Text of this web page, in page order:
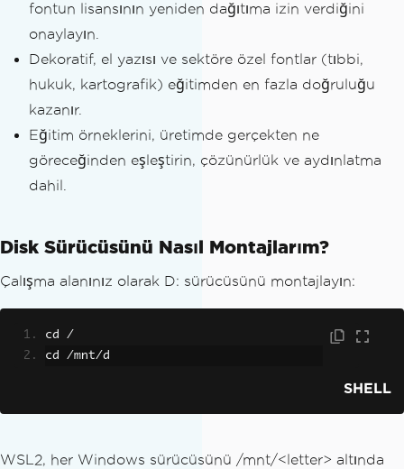
fontun lisansının yeniden dağıtıma izin verdiğini
onaylayın.
Dekoratif, el yazısı ve sektöre özel fontlar (tıbbi,
hukuk, kartografik) eğitimden en fazla doğruluğu
kazanır.
Eğitim örneklerini, üretimde gerçekten ne
göreceğinden eşleştirin, çözünürlük ve aydınlatma
dahil.
Disk Sürücüsünü Nasıl Montajlarım?
Çalışma alanınız olarak D: sürücüsünü montajlayın:
cd /
cd /mnt/d
SHELL
WSL2, her Windows sürücüsünü /mnt/<letter> altında